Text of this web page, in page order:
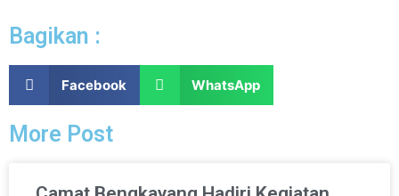
Bagikan :
Facebook WhatsApp
More Post